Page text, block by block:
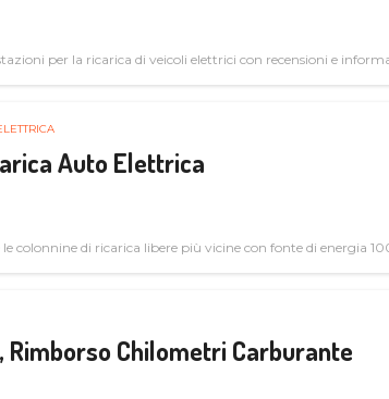
per la ricarica di veicoli elettrici con recensioni e
Auto Elettrica
colonnine di ricarica libere più vicine con fonte di energia
Rimborso Chilometri Carburante